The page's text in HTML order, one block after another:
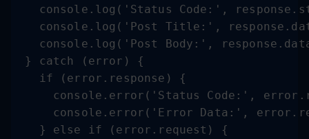
console.log('Status Code:',
console.log('Post Title:',
console.log('Post Body:',
  } catch (error) {
    if (error.response) {
console.error('Status Code:',
console.error('Error Data:',
    } else if (error.request) {